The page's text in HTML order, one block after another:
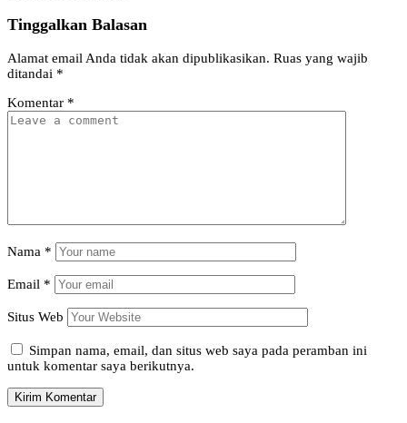
Tinggalkan Balasan
Alamat email Anda tidak akan dipublikasikan. Ruas yang wajib
ditandai *
Komentar *
Nama *
Email *
Situs Web
Simpan nama, email, dan situs web saya pada peramban ini
untuk komentar saya berikutnya.